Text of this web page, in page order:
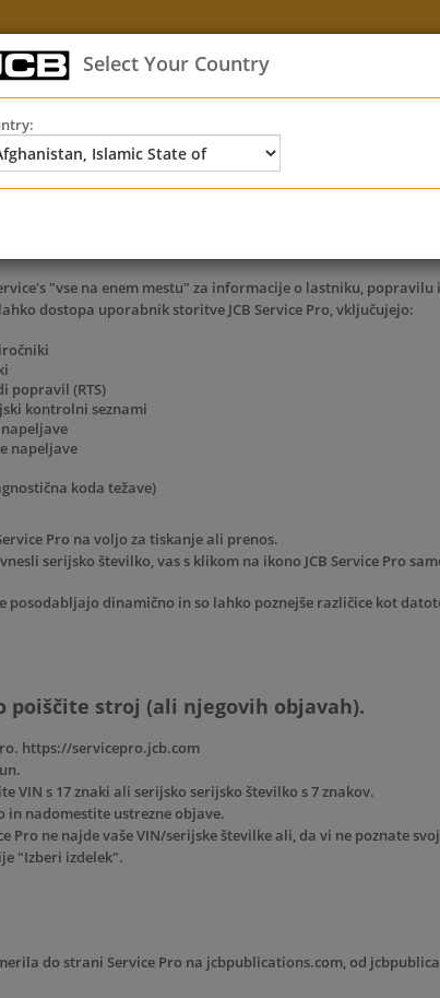
VPRAŠANJA
Pro
"vse na enem mestu" za informacije o lastniku,
dostopa uporabnik storitve JCB Service Pro, vključujejo:
popravil (RTS)
kontrolni seznami
napeljave
koda težave)
Pro na voljo za tiskanje ali prenos.
vnesli serijsko številko, vas s klikom na ikono JCB Service Pro
posodabljajo dinamično in so lahko poznejše različice kot
poiščite stroj (ali njegovih objavah).
https://servicepro.jcb.com
VIN s 17 znaki ali serijsko serijsko številko s 7 znakov.
in nadomestite ustrezne objave.
Pro ne najde vaše VIN/serijske številke ali, da vi ne poznate
"Izberi izdelek".
do strani Service Pro na jcbpublications.com, od
Select Your Country